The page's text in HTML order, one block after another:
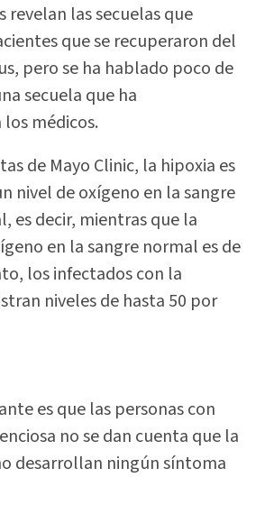
revelan las secuelas que
que se recuperaron del
pero se ha hablado poco de
secuela que ha
médicos.
de Mayo Clinic, la hipoxia es
nivel de oxígeno en la sangre
es decir, mientras que la
en la sangre normal es de
los infectados con la
niveles de hasta 50 por
es que las personas con
no se dan cuenta que la
desarrollan ningún síntoma